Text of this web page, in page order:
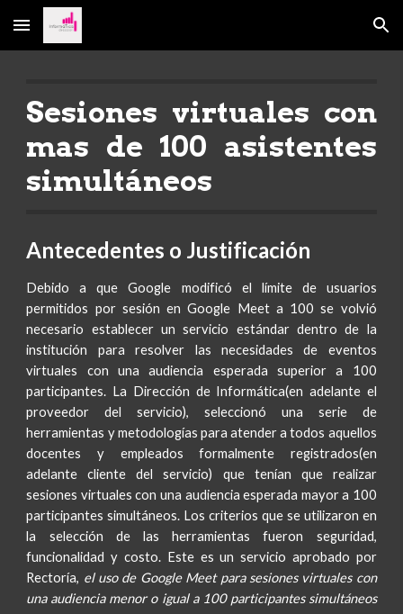
Skip to main content Skip to navigation
Sesiones virtuales con
mas de 100 asistentes
simultáneos
Antecedentes o Justificación
Debido a que Google modificó el límite de usuarios
permitidos por sesión en Google Meet a 100 se volvió
necesario establecer un servicio estándar dentro de la
institución para resolver las necesidades de eventos
virtuales con una audiencia esperada superior a 100
participantes. La Dirección de Informática(en adelante el
proveedor del servicio), seleccionó una serie de
herramientas y metodologías para atender a todos aquellos
docentes y empleados formalmente registrados(en
adelante cliente del servicio) que tenían que realizar
sesiones virtuales con una audiencia esperada mayor a 100
participantes simultáneos. Los criterios que se utilizaron en
la selección de las herramientas fueron seguridad,
funcionalidad y costo. Este es un servicio aprobado por
Rectoría, el uso de Google Meet para sesiones virtuales con
una audiencia menor o igual a 100 participantes simultáneos